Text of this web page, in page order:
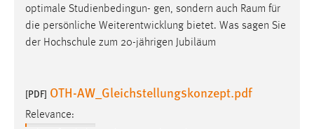
optimale Studienbedingun- gen, sondern auch Raum für
die persönliche Weiterentwicklung bietet. Was sagen Sie
der Hochschule zum 20-jährigen Jubiläum
[PDF] OTH-AW_Gleichstellungskonzept.pdf
Relevance: